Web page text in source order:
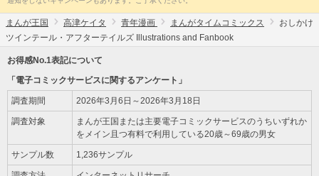
まんが王国 高津ケイタ 青年漫画 まんがタイムコミックス
おしかけ
ツインテール・アフターテイルズ Illustrations and Fanbook
お得感No.1表記について
「電子コミックサービスに関するアンケート」
調査期間 2026年3月6日～2026年3月18日
調査対象
まんが王国または主要電子コミックサービスのうちいずれか
をメイン且つ有料で利用している20歳～69歳の男女
サンプル数 1,236サンプル